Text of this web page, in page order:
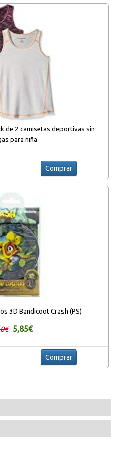
para niña
Comprar
3D Bandicoot Crash (PS)
5,85€
Comprar